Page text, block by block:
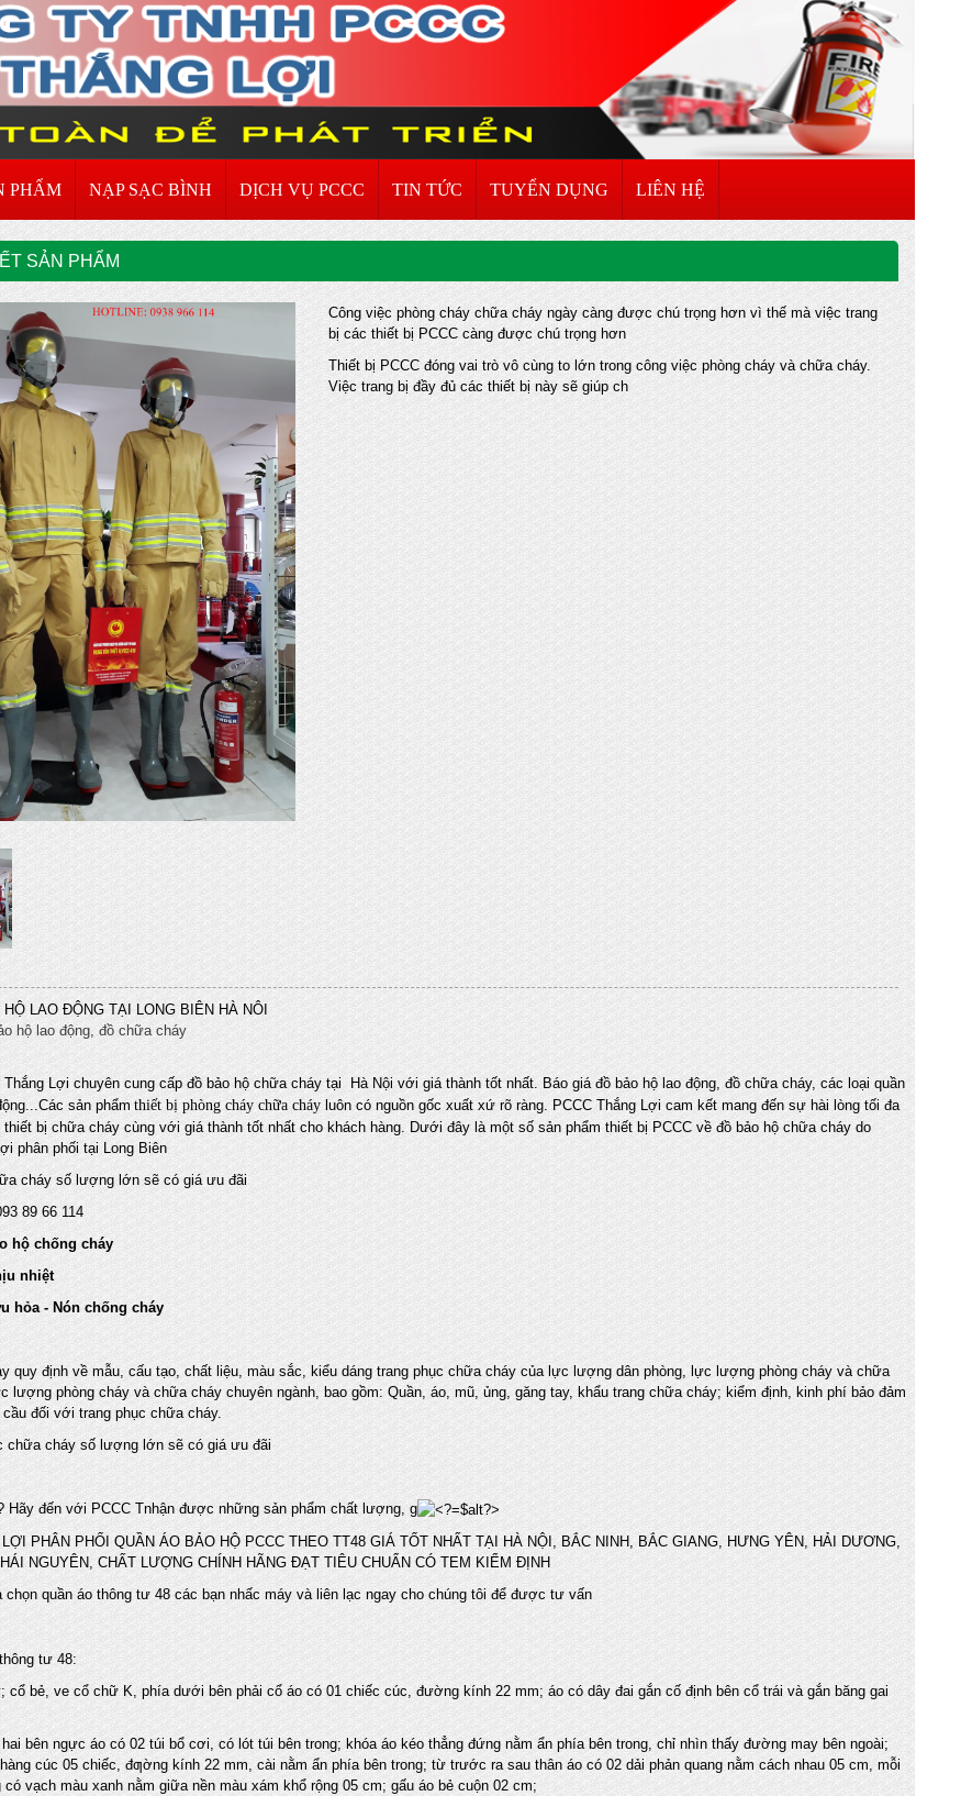
PHẨM NẠP SẠC BÌNH DỊCH VỤ PCCC TIN TỨC TUYỂN DỤNG LIÊN HỆ
SẢN PHẨM
Công việc phòng cháy chữa cháy ngày càng được chú trọng hơn vì thế mà việc trang
bị các thiết bị PCCC càng được chú trọng hơn
Thiết bị PCCC đóng vai trò vô cùng to lớn trong công việc phòng cháy và chữa cháy.
Việc trang bị đầy đủ các thiết bị này sẽ giúp ch
LAO ĐỘNG TẠI LONG BIÊN HÀ NÔI
hộ lao động, đồ chữa cháy
Thắng Lợi chuyên cung cấp đồ bảo hộ chữa cháy tại Hà Nội với giá thành tốt nhất. Báo giá đồ bảo hộ lao động, đồ chữa cháy, các loại quần
sản phẩm thiết bị phòng cháy chữa cháy luôn có nguồn gốc xuất xứ rõ ràng. PCCC Thắng Lợi cam kết mang đến sự hài lòng tối đa
bị chữa cháy cùng với giá thành tốt nhất cho khách hàng. Dưới đây là một số sản phẩm thiết bị PCCC về đồ bảo hộ chữa cháy do
phân phối tại Long Biên
cháy số lượng lớn sẽ có giá ưu đãi
89 66 114
hộ chống cháy
nhiệt
hỏa - Nón chống cháy
quy định về mẫu, cấu tạo, chất liệu, màu sắc, kiểu dáng trang phục chữa cháy của lực lượng dân phòng, lực lượng phòng cháy và chữa
lượng phòng cháy và chữa cháy chuyên ngành, bao gồm: Quần, áo, mũ, ủng, găng tay, khẩu trang chữa cháy; kiểm định, kinh phí bảo đảm
đối với trang phục chữa cháy.
chữa cháy số lượng lớn sẽ có giá ưu đãi
Hãy đến với PCCC Tnhận được những sản phẩm chất lượng, g
LỢI PHÂN PHỐI QUẦN ÁO BẢO HỘ PCCC THEO TT48 GIÁ TỐT NHẤT TẠI HÀ NỘI, BẮC NINH, BẮC GIANG, HƯNG YÊN, HẢI DƯƠNG,
NGUYÊN, CHẤT LƯỢNG CHÍNH HÃNG ĐẠT TIÊU CHUẨN CÓ TEM KIỂM ĐỊNH
chọn quần áo thông tư 48 các bạn nhấc máy và liên lạc ngay cho chúng tôi để được tư vấn
tư 48:
bẻ, ve cổ chữ K, phía dưới bên phải cổ áo có 01 chiếc cúc, đường kính 22 mm; áo có dây đai gắn cố định bên cổ trái và gắn băng gai
bên ngực áo có 02 túi bổ cơi, có lót túi bên trong; khóa áo kéo thẳng đứng nằm ẩn phía bên trong, chỉ nhìn thấy đường may bên ngoài;
cúc 05 chiếc, đƣờng kính 22 mm, cài nằm ẩn phía bên trong; từ trước ra sau thân áo có 02 dải phản quang nằm cách nhau 05 cm, mỗi
có vạch màu xanh nằm giữa nền màu xám khổ rộng 05 cm; gấu áo bẻ cuộn 02 cm;